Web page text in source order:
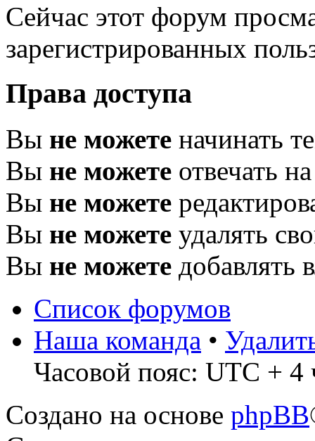
Сейчас этот форум
зарегистрированных
Права доступа
Вы не можете начинать
Вы не можете отвечать
Вы не можете
Вы не можете удалять
Вы не можете добавлять
Список форумов
Наша команда •
Часовой пояс: UTC + 4
Создано на основе phpBB